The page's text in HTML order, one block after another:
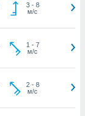
3- 8
м/с
1 - 7
м/с
2- 8
м/с